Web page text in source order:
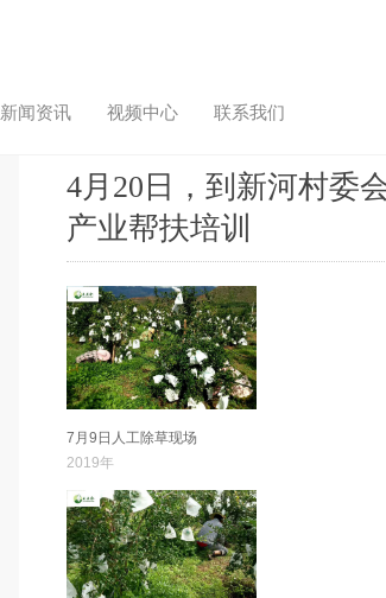
新闻资讯 视频中心 联系我们
4月20日，到新河村委
产业帮扶培训
7月9日人工除草现场
2019年